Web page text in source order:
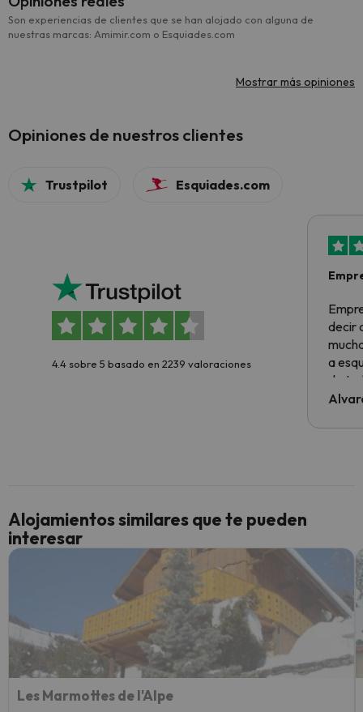
Son experiencias de clientes que se han alojado con alguna de
nuestras marcas: Amimir.com o Esquiades.com
Mostrar más opiniones
Opiniones de nuestros clientes
Trustpilot Esquiades.com
4.4 sobre 5 basado en 2239 valoraciones
decir
a
de
al
culpa
Alojamientos similares que te pueden
interesar
Les Marmottes de l'Alpe